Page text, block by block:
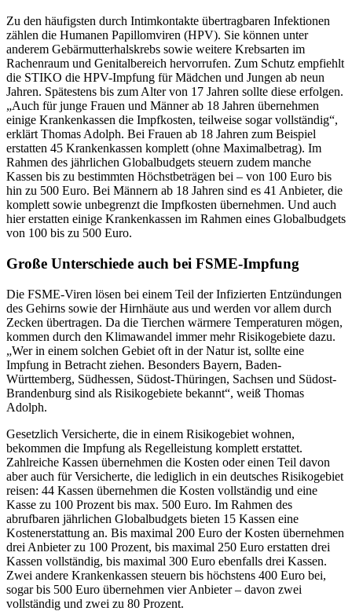
Zu den häufigsten durch Intimkontakte übertragbaren Infektionen
zählen die Humanen Papillomviren (HPV). Sie können unter
anderem Gebärmutterhalskrebs sowie weitere Krebsarten im
Rachenraum und Genitalbereich hervorrufen. Zum Schutz empfiehlt
die STIKO die HPV-Impfung für Mädchen und Jungen ab neun
Jahren. Spätestens bis zum Alter von 17 Jahren sollte diese erfolgen.
„Auch für junge Frauen und Männer ab 18 Jahren übernehmen
einige Krankenkassen die Impfkosten, teilweise sogar vollständig“,
erklärt Thomas Adolph. Bei Frauen ab 18 Jahren zum Beispiel
erstatten 45 Krankenkassen komplett (ohne Maximalbetrag). Im
Rahmen des jährlichen Globalbudgets steuern zudem manche
Kassen bis zu bestimmten Höchstbeträgen bei – von 100 Euro bis
hin zu 500 Euro. Bei Männern ab 18 Jahren sind es 41 Anbieter, die
komplett sowie unbegrenzt die Impfkosten übernehmen. Und auch
hier erstatten einige Krankenkassen im Rahmen eines Globalbudgets
von 100 bis zu 500 Euro.
Große Unterschiede auch bei FSME-Impfung
Die FSME-Viren lösen bei einem Teil der Infizierten Entzündungen
des Gehirns sowie der Hirnhäute aus und werden vor allem durch
Zecken übertragen. Da die Tierchen wärmere Temperaturen mögen,
kommen durch den Klimawandel immer mehr Risikogebiete dazu.
„Wer in einem solchen Gebiet oft in der Natur ist, sollte eine
Impfung in Betracht ziehen. Besonders Bayern, Baden-
Württemberg, Südhessen, Südost-Thüringen, Sachsen und Südost-
Brandenburg sind als Risikogebiete bekannt“, weiß Thomas
Adolph.
Gesetzlich Versicherte, die in einem Risikogebiet wohnen,
bekommen die Impfung als Regelleistung komplett erstattet.
Zahlreiche Kassen übernehmen die Kosten oder einen Teil davon
aber auch für Versicherte, die lediglich in ein deutsches Risikogebiet
reisen: 44 Kassen übernehmen die Kosten vollständig und eine
Kasse zu 100 Prozent bis max. 500 Euro. Im Rahmen des
abrufbaren jährlichen Globalbudgets bieten 15 Kassen eine
Kostenerstattung an. Bis maximal 200 Euro der Kosten übernehmen
drei Anbieter zu 100 Prozent, bis maximal 250 Euro erstatten drei
Kassen vollständig, bis maximal 300 Euro ebenfalls drei Kassen.
Zwei andere Krankenkassen steuern bis höchstens 400 Euro bei,
sogar bis 500 Euro übernehmen vier Anbieter – davon zwei
vollständig und zwei zu 80 Prozent.